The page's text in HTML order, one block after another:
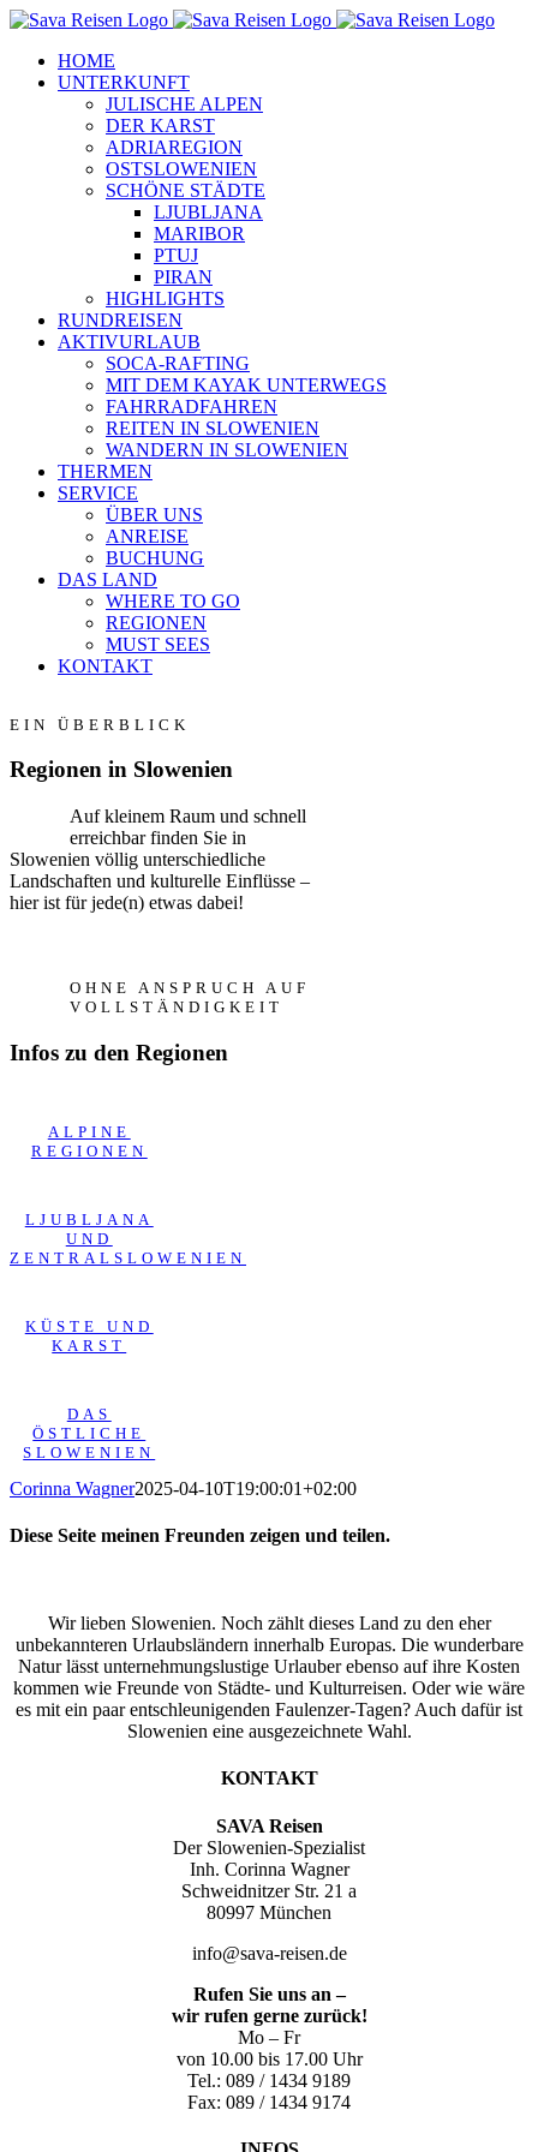
Zum
springenHOME
UNTERKUNFT
JULISCHE ALPEN
DER KARST
ADRIAREGION
OSTSLOWENIEN
SCHÖNE STÄDTE
LJUBLJANA
MARIBOR
PTUJ
PIRAN
HIGHLIGHTS
RUNDREISEN
AKTIVURLAUB
SOCA-RAFTING
MIT DEM KAYAK UNTERWEGS
FAHRRADFAHREN
REITEN IN SLOWENIEN
WANDERN IN SLOWENIEN
THERMEN
SERVICE
ÜBER UNS
ANREISE
BUCHUNG
DAS LAND
WHERE TO GO
REGIONEN
MUST SEES
KONTAKT
EIN ÜBERBLICK
Regionen in Slowenien
Auf kleinem Raum und schnell
erreichbar finden Sie in
Slowenien völlig unterschiedliche
Landschaften und kulturelle Einflüsse –
hier ist für jede(n) etwas dabei!
OHNE ANSPRUCH AUF
VOLLSTÄNDIGKEIT
Infos zu den Regionen
ALPINE
REGIONEN
LJUBLJANA
UND
ZENTRALSLOWENIEN
KÜSTE UND
KARST
DAS
ÖSTLICHE
SLOWENIEN
Corinna Wagner2025-04-10T19:00:01+02:00
Diese Seite meinen Freunden zeigen und teilen.
Wir lieben Slowenien. Noch zählt dieses Land zu den eher
unbekannteren Urlaubsländern innerhalb Europas. Die wunderbare
Natur lässt unternehmungslustige Urlauber ebenso auf ihre Kosten
kommen wie Freunde von Städte- und Kulturreisen. Oder wie wäre
es mit ein paar entschleunigenden Faulenzer-Tagen? Auch dafür ist
Slowenien eine ausgezeichnete Wahl.
KONTAKT
SAVA Reisen
Der Slowenien-Spezialist
Inh. Corinna Wagner
Schweidnitzer Str. 21 a
80997 München
info@sava-reisen.de
Rufen Sie uns an –
wir rufen gerne zurück!
Mo – Fr
von 10.00 bis 17.00 Uhr
Tel.: 089 / 1434 9189
Fax: 089 / 1434 9174